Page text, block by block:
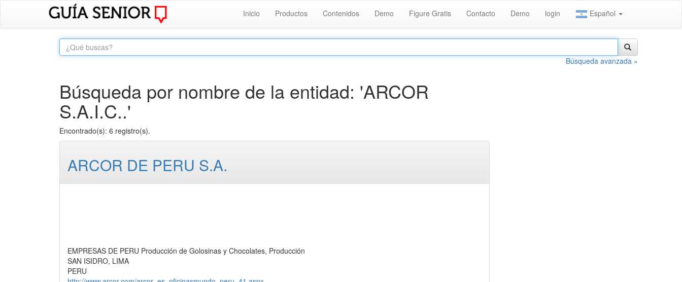
Inicio Productos Contenidos Demo Figure Gratis Contacto Demo login Español
Búsqueda avanzada »
Búsqueda por nombre de la entidad: 'ARCOR
S.A.I.C..'
Encontrado(s): 6 registro(s).
ARCOR DE PERU S.A.
EMPRESAS DE PERU Producción de Golosinas y Chocolates, Producción
SAN ISIDRO, LIMA
PERU